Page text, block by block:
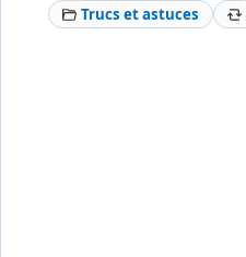
Trucs et astuces